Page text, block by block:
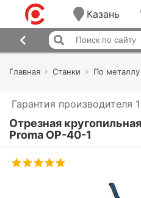
Казань
Главная Станки По металлу
Гарантия производителя
Отрезная
Proma OP-40-1